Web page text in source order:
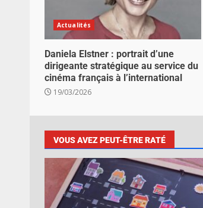
Actualités
Daniela Elstner : portrait d’une
dirigeante stratégique au service du
cinéma français à l’international
19/03/2026
VOUS AVEZ PEUT-ÊTRE RATÉ